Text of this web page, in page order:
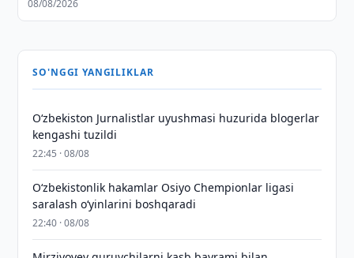
08/08/2026
SO'NGGI YANGILIKLAR
O‘zbekiston Jurnalistlar uyushmasi huzurida blogerlar
kengashi tuzildi
22:45 · 08/08
O‘zbekistonlik hakamlar Osiyo Chempionlar ligasi
saralash o‘yinlarini boshqaradi
22:40 · 08/08